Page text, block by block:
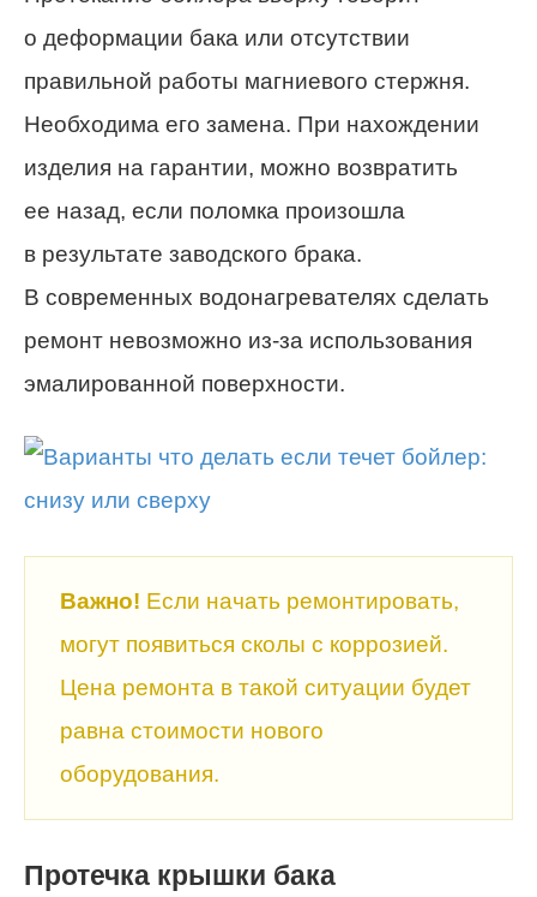
о деформации бака или отсутствии
правильной работы магниевого стержня.
Необходима его замена. При нахождении
изделия на гарантии, можно возвратить
ее назад, если поломка произошла
в результате заводского брака.
В современных водонагревателях сделать
ремонт невозможно из-за использования
эмалированной поверхности.
Важно! Если начать ремонтировать,
могут появиться сколы с коррозией.
Цена ремонта в такой ситуации будет
равна стоимости нового
оборудования.
Протечка крышки бака